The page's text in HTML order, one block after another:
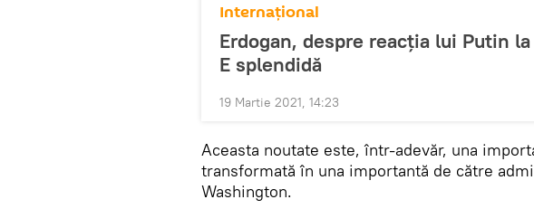
Internaţional
Erdogan, despre reacția lui Putin
E splendidă
19 Martie 2021, 14:23
Aceasta noutate este, într-adevăr, una
transformată în una importantă de către
Washington.